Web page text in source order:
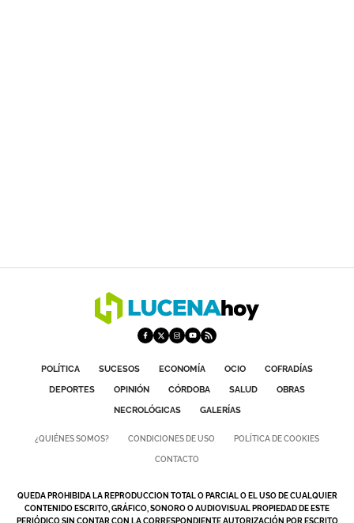
POLÍTICA SUCESOS ECONOMÍA OCIO
COFRADÍAS
DEPORTES
OPINIÓN CÓRDOBA SALUD
OBRAS
NECROLÓGICAS
GALERÍAS
¿QUIÉNES SOMOS? CONDICIONES DE USO POLÍTICA DE COOKIES
CONTACTO
QUEDA PROHIBIDA LA REPRODUCCION TOTAL O PARCIAL O EL USO DE CUALQUIER
CONTENIDO ESCRITO, GRÁFICO, SONORO O AUDIOVISUAL PROPIEDAD DE ESTE
PERIÓDICO SIN CONTAR CON LA CORRESPONDIENTE AUTORIZACIÓN POR ESCRITO